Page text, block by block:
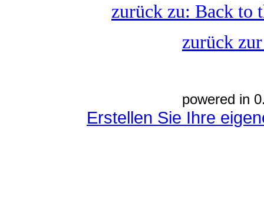
zurück zu: Back to
zurück
powered in
Erstellen Sie Ihre